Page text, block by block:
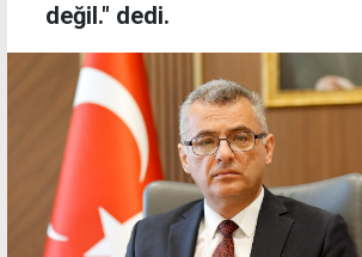
değil." dedi.